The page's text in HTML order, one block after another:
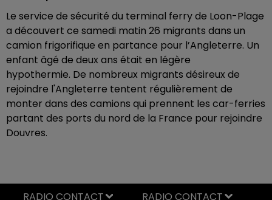
Le service de sécurité du terminal ferry de Loon-Plage
a découvert ce samedi matin 26 migrants dans un
camion frigorifique en partance pour l’Angleterre. Un
enfant âgé de deux ans était en légère
hypothermie. De nombreux migrants désireux de
rejoindre l'Angleterre tentent régulièrement de
monter dans des camions qui prennent les car-ferries
partant des ports du nord de la France pour rejoindre
Douvres.
RADIO CONTACT